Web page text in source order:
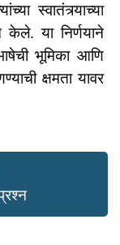
स्वातंत्र्याच्या
केले. या निर्णयाने
भूमिका आणि
क्षमता यावर